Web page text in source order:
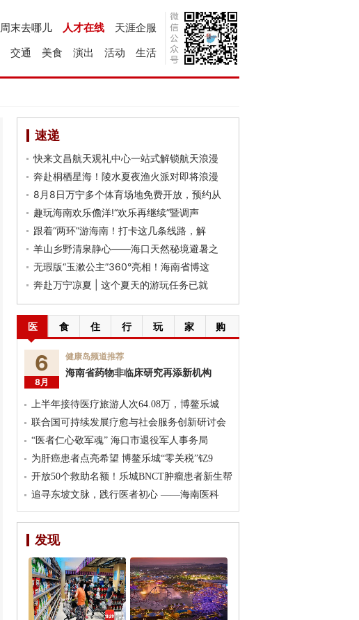
天涯企服
人才在线
周末去哪儿
生活
活动
演出
美食
交通
速递
快来文昌航天观礼中心一站式解锁航天浪漫
奔赴桐栖星海！陵水夏夜渔火派对即将浪漫
8月8日万宁多个体育场地免费开放，预约从
趣玩海南欢乐儋洋!“欢乐再继续”暨调声
跟着“两环”游海南！打卡这几条线路，解
羊山乡野清泉静心——海口天然秘境避暑之
无瑕版“玉漱公主”360°亮相！海南省博这
奔赴万宁凉夏 | 这个夏天的游玩任务已就
医 食 住 行 玩 家 购
6
8月
健康岛频道推荐
海南省药物非临床研究再添新机构
上半年接待医疗旅游人次64.08万，博鳌乐城
联合国可持续发展疗愈与社会服务创新研讨会
“医者仁心敬军魂” 海口市退役军人事务局
为肝癌患者点亮希望 博鳌乐城“零关税”钇9
开放50个救助名额！乐城BNCT肿瘤患者新生帮
追寻东坡文脉，践行医者初心 ——海南医科
发现